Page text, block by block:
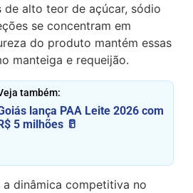
de alto teor de açúcar, sódio
se concentram em
do produto mantém essas
manteiga e requeijão.
também:
lança PAA Leite 2026 com
5 milhões 🥛
dinâmica competitiva no